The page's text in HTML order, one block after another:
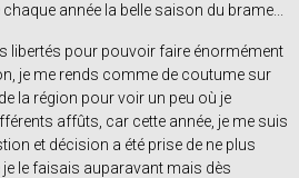
année la belle saison du brame...
libertés pour pouvoir faire énormément
je me rends comme de coutume sur
la région pour voir un peu où je
affûts, car cette année, je me suis
et décision a été prise de ne plus
le faisais auparavant mais dès